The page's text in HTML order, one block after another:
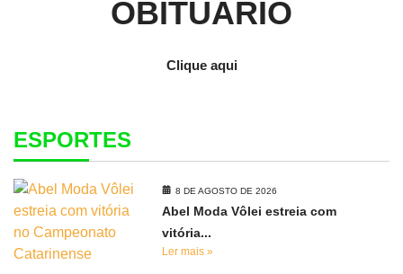
OBITUÁRIO
Clique aqui
ESPORTES
8 DE AGOSTO DE 2026
Abel Moda Vôlei estreia com
vitória...
Ler mais »